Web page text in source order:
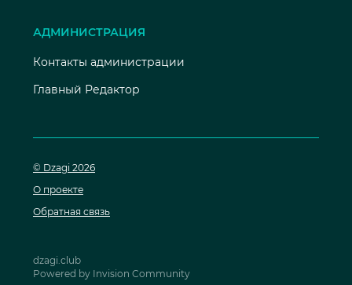
АДМИНИСТРАЦИЯ
Контакты администрации
Главный Редактор
© Dzagi 2026
О проекте
Обратная связь
dzagi.club
Powered by Invision Community